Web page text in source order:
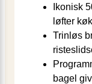
Ikonisk
løfter
Trinløs
bagel